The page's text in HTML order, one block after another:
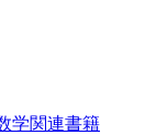
学関連書籍